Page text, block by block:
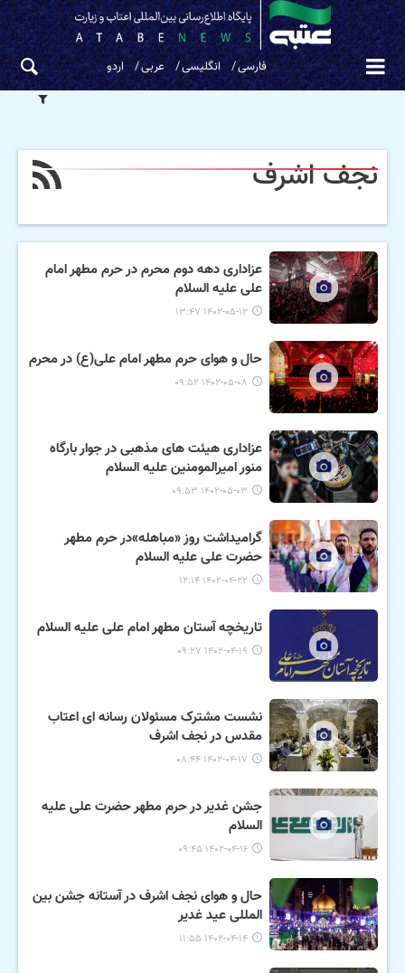
فارسی انگلیسی عربی اردو
نجف اشرف
عزاداری دهه دوم محرم در حرم مطهر امام
علی علیه السلام
۱۴۰۲-۰۵-۱۲ ۱۳:۴۷
حال و هوای حرم مطهر امام علی(ع) در محرم
۱۴۰۲-۰۵-۰۸ ۰۹:۵۲
عزاداری هیئت های مذهبی در جوار بارگاه
منور امیرالمومنین علیه السلام
۱۴۰۲-۰۵-۰۳ ۰۹:۵۳
گرامیداشت روز «مباهله»در حرم مطهر
حضرت علی علیه السلام
۱۴۰۲-۰۴-۲۲ ۱۲:۱۴
تاریخچه آستان مطهر امام علی علیه السلام
۱۴۰۲-۰۴-۱۹ ۰۹:۲۷
نشست مشترک مسئولان رسانه ای اعتاب
مقدس در نجف اشرف
۱۴۰۲-۰۴-۱۷ ۰۸:۴۴
جشن غدیر در حرم مطهر حضرت علی علیه
السلام
۱۴۰۲-۰۴-۱۶ ۰۹:۴۵
حال و هوای نجف اشرف در آستانه جشن بین
المللی عید غدیر
۱۴۰۲-۰۴-۱۴ ۱۱:۵۵